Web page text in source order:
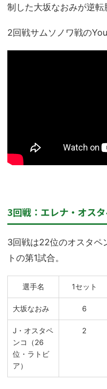
制した大坂なおみが逆転
2回戦サムソノワ戦の
3回戦：エレナ・オス
3回戦は22位のオスタペ
トの第1試合。
選手名 1セット
大坂なおみ 6
J・オスタペ
ンコ（26
位・ラトビ
ア）
2